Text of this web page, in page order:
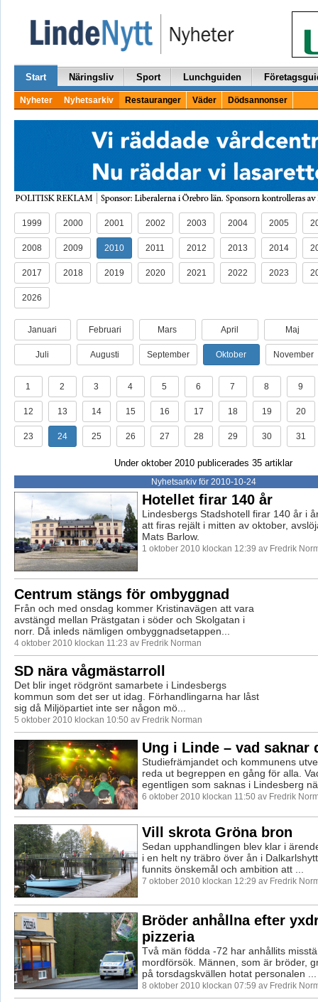
Start Näringsliv Sport Lunchguiden
Nyheter Nyhetsarkiv Restauranger Väder Dödsannonser
1999 2000 2001 2002 2003 2004 2005
2008 2009 2010 2011 2012 2013 2014
2017 2018 2019 2020 2021 2022 2023
2026
Januari Februari Mars April Maj
Juli Augusti September Oktober November
1 2 3 4 5 6 7 8 9
12 13 14 15 16 17 18 19 20
23 24 25 26 27 28 29 30 31
Under oktober 2010 publicerades 35 artiklar
Nyhetsarkiv för 2010-10-24
Hotellet firar 140 år
Lindesbergs Stadshotell firar 140 år i
att firas rejält i mitten av oktober,
Mats Barlow.
1 oktober 2010 klockan 12:39 av Fredrik
Centrum stängs för ombyggnad
Från och med onsdag kommer Kristinavägen att vara
avstängd mellan Prästgatan i söder och Skolgatan i
norr. Då inleds nämligen ombyggnadsetappen...
4 oktober 2010 klockan 11:23 av Fredrik Norman
SD nära vågmästarroll
Det blir inget rödgrönt samarbete i Lindesbergs
kommun som det ser ut idag. Förhandlingarna har låst
sig då Miljöpartiet inte ser någon mö...
5 oktober 2010 klockan 10:50 av Fredrik Norman
Ung i Linde – vad saknar
Studiefrämjandet och kommunens
reda ut begreppen en gång för alla.
egentligen som saknas i Lindesberg
6 oktober 2010 klockan 11:50 av Fredrik
Vill skrota Gröna bron
Sedan upphandlingen blev klar i
i en helt ny träbro över ån i
funnits önskemål och ambition att ...
7 oktober 2010 klockan 12:29 av Fredrik
Bröder anhållna efter
pizzeria
Två män födda -72 har anhållits
mordförsök. Männen, som är bröder,
på torsdagskvällen hotat personalen ...
8 oktober 2010 klockan 07:59 av Fredrik